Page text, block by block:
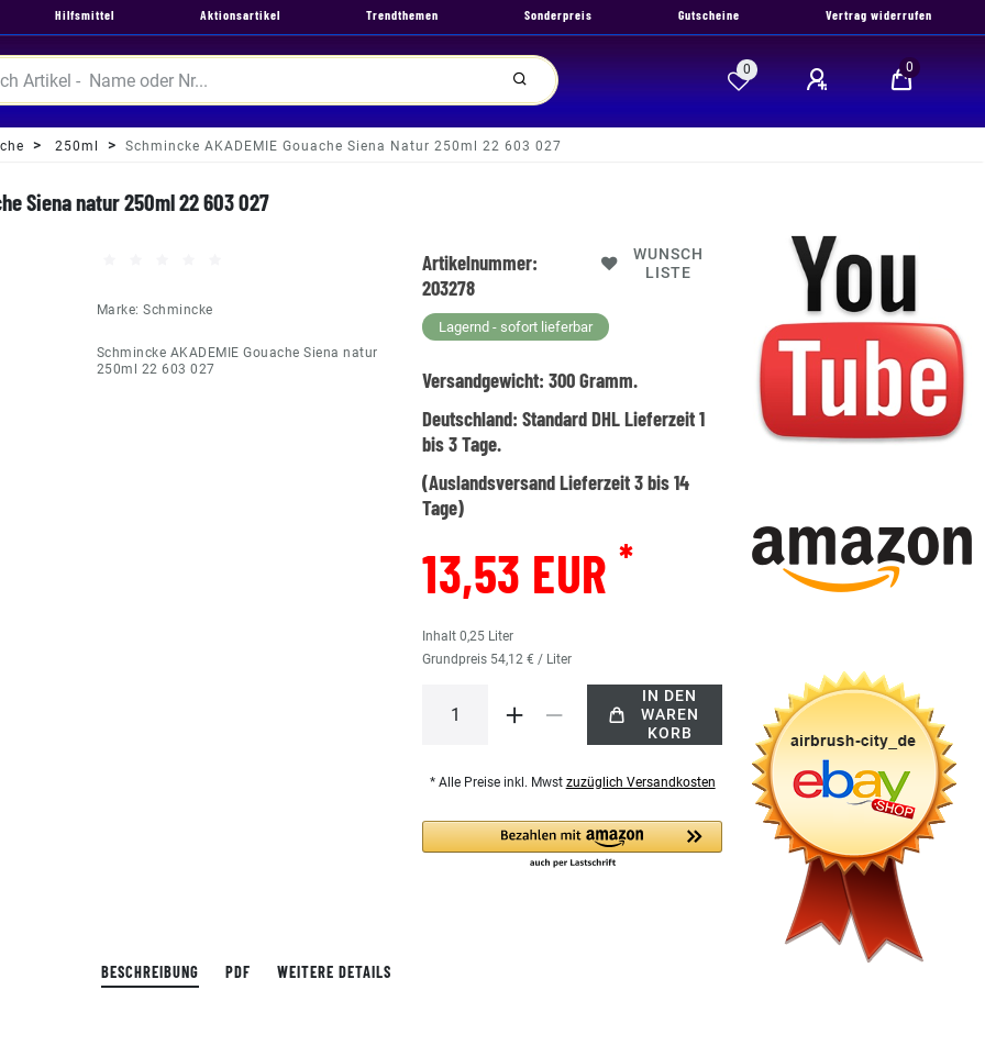
Hilfsmittel Aktionsartikel Trendthemen Sonderpreis Gutscheine Vertrag widerrufen
0 0
250ml Schmincke AKADEMIE Gouache Siena Natur 250ml 22 603 027
Siena natur 250ml 22 603 027
Marke:Schmincke
Schmincke AKADEMIE Gouache Siena natur
250ml 22 603 027
Artikelnummer:
203278
WUNSCH
LISTE
Lagernd - sofort lieferbar
Versandgewicht:300Gramm.
Deutschland:Standard DHL Lieferzeit 1
bis 3 Tage.
(Auslandsversand Lieferzeit 3 bis 14
Tage)
13,53 EUR*
Inhalt0,25 Liter
Grundpreis 54,12 € / Liter
IN DEN
WAREN
KORB
* Alle Preise inkl. Mwst zuzüglich Versandkosten
BESCHREIBUNG PDF WEITERE DETAILS